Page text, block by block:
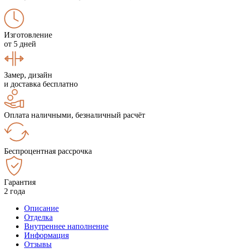
Изготовление
от 5 дней
Замер, дизайн
и доставка бесплатно
Оплата наличными, безналичный расчёт
Беспроцентная рассрочка
Гарантия
2 года
Описание
Отделка
Внутреннее наполнение
Информация
Отзывы